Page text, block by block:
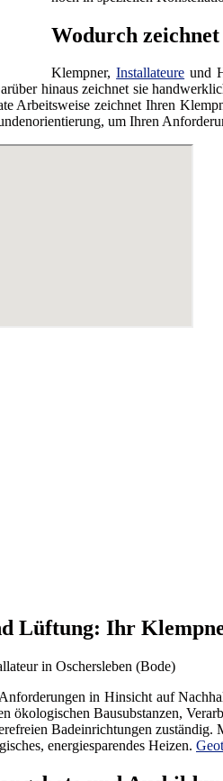
Wodurch
Klempner,Installateure und
hinaus zeichnet sie
Arbeitsweise zeichnet Ihren
um Ihren
Lüftung: Ihr
in Hinsicht auf
ökologischen Bausubstanzen,
Badeinrichtungen zuständig.
energiesparendes Heizen.